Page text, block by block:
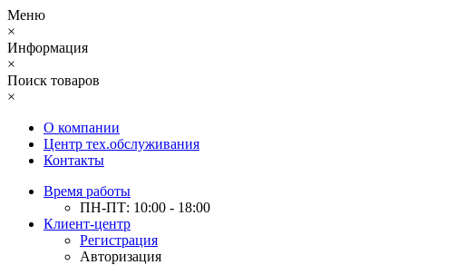
Меню
×
Информация
×
Поиск товаров
×
О компании
Центр тех.обслуживания
Контакты
Время работы
ПН-ПТ: 10:00 - 18:00
Клиент-центр
Регистрация
Авторизация